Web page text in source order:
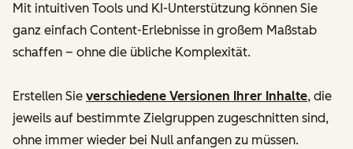
Mit intuitiven Tools und KI-Unterstützung können Sie
ganz einfach Content-Erlebnisse in großem Maßstab
schaffen – ohne die übliche Komplexität.
Erstellen Sie verschiedene Versionen Ihrer Inhalte, die
jeweils auf bestimmte Zielgruppen zugeschnitten sind,
ohne immer wieder bei Null anfangen zu müssen.